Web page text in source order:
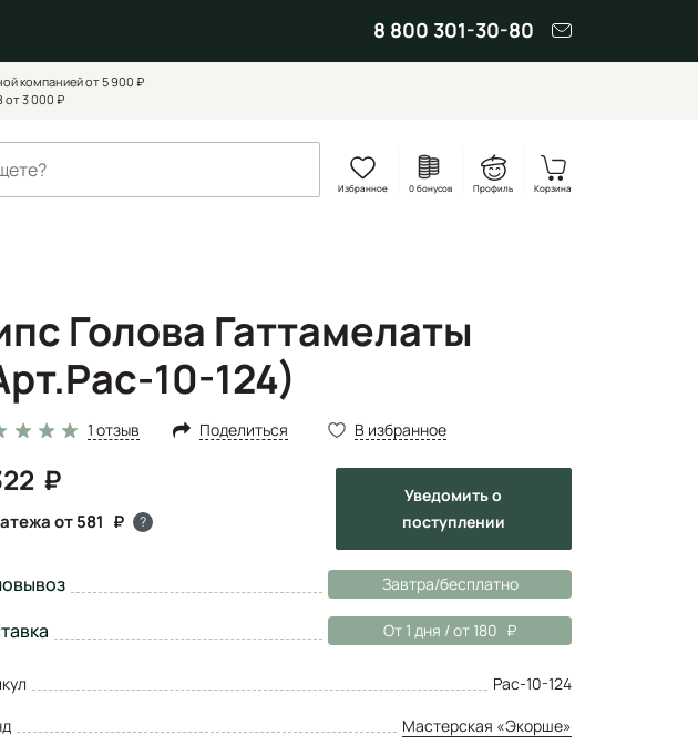
8 800 301-30-80
компанией от 5 900 ₽
от 3 000 ₽
Избранное 0 бонусов Профиль Корзина
Голова Гаттамелаты
10-124)
1 отзыв Поделиться В избранное
от 581 ?
Уведомитьо
поступлении
Завтра/бесплатно
От 1 дня / от 180
Рас-10-124
Мастерская «Экорше»